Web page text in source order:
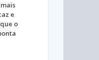
e
o